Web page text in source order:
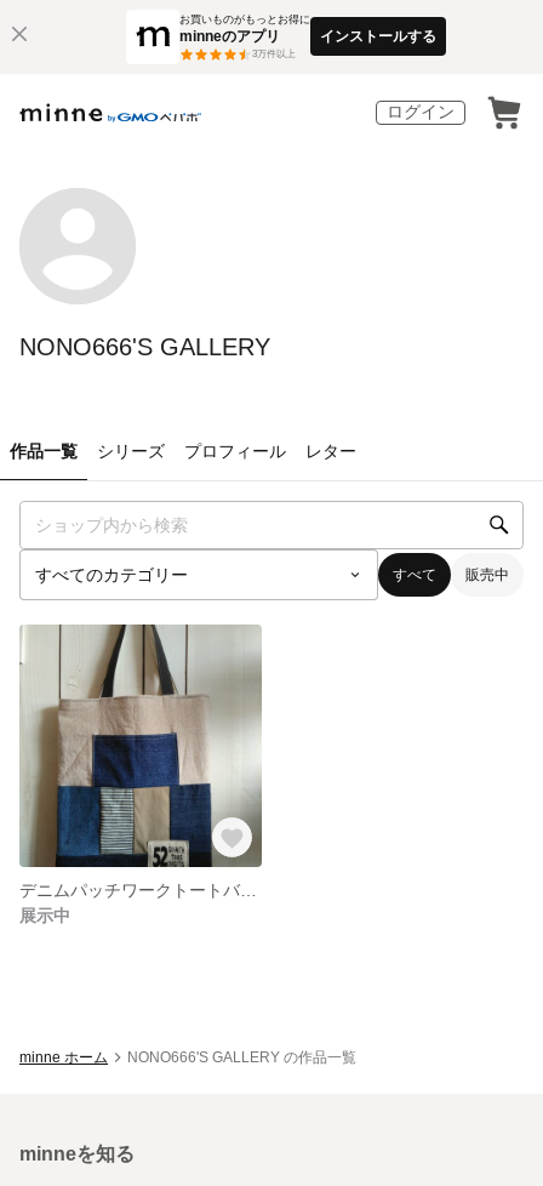
お買いものがもっとお得に
minneのアプリ
3万件以上
インストールする
ログイン
NONO666'S GALLERY
作品一覧 シリーズ プロフィール レター
すべて 販売中
デニムパッチワークトートバッグ
展示中
minne ホーム NONO666'S GALLERY の作品一覧
minneを知る